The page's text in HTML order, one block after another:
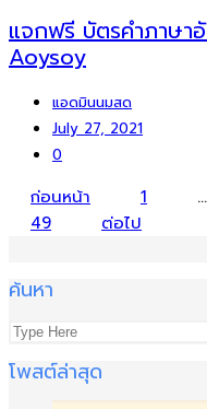
แจกฟรี บัตรคำภาษา
Aoysoy
แอดมินนมสด
July 27, 2021
0
Posts
pagination
ก่อนหน้า 1 …
49
ต่อไป
ค้นหา
โพสต์ล่าสุด